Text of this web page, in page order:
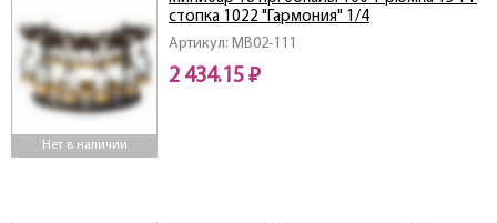
Нет в наличии
Артикул: MB02-111
стопка 1022 "Гармония" 1/4
2 434.15 ₽